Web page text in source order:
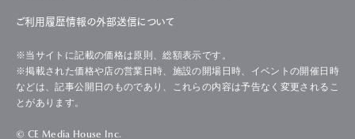
ご利用履歴情報の外部送信について
※当サイトに記載の価格は原則、総額表示です。
※掲載された価格や店の営業日時、施設の開場日時、イベントの開催日時
などは、記事公開日のものであり、これらの内容は予告なく変更されるこ
とがあります。
© CE Media House Inc.